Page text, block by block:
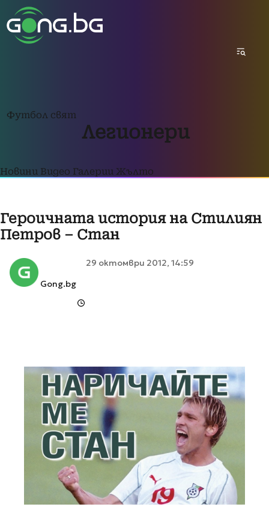
Футбол свят
Легионери
Новини Видео Галерии Жълто
Героичната история на Стилиян
Петров – Стан
Gong.bg
29 октомври 2012, 14:59